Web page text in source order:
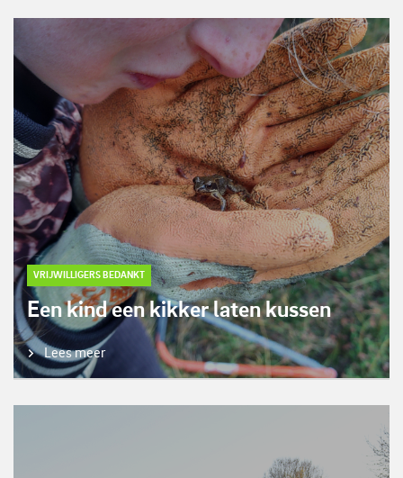
VRIJWILLIGERS BEDANKT
Een kind een kikker laten kussen
Lees meer